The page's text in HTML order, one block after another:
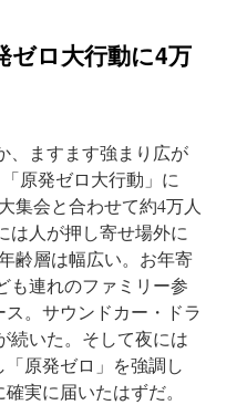
反
会
包
囲
脱
原
発
集
会
に
１
万
５
千
ゼロ大行動に4万
、ますます強まり広が
原発ゼロ大行動」に
集会と合わせて約4万人
は人が押し寄せ場外に
齢層は幅広い。お年寄
も連れのファミリー参
。サウンドカー・ドラ
続いた。そして夜には
原発ゼロ」を強調し
実に届いたはずだ。